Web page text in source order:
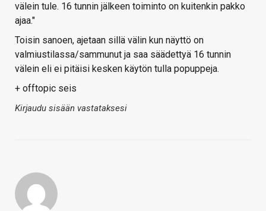
välein tule. 16 tunnin jälkeen toiminto on kuitenkin pakko
ajaa."
Toisin sanoen, ajetaan sillä välin kun näyttö on
valmiustilassa/sammunut ja saa säädettyä 16 tunnin
välein eli ei pitäisi kesken käytön tulla popuppeja.
+ offtopic seis
Kirjaudu sisään vastataksesi